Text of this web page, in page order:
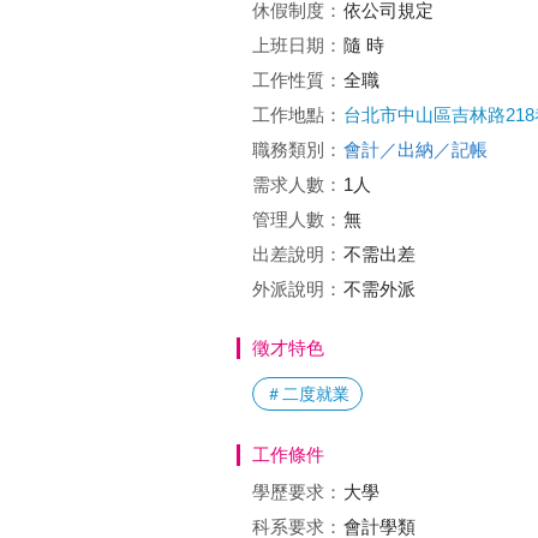
休假制度： 依公司規定
上班日期： 隨 時
工作性質： 全職
工作地點： 台北市中山區吉林路
職務類別： 會計／出納／記帳
需求人數： 1人
管理人數： 無
出差說明： 不需出差
外派說明： 不需外派
徵才特色
＃二度就業
工作條件
學歷要求： 大學
科系要求： 會計學類